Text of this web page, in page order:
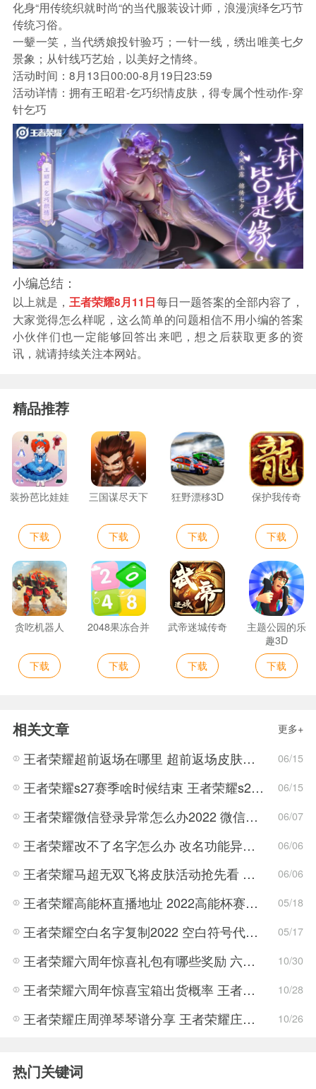
化身“用传统织就时尚“的当代服装设计师，浪漫演绎乞巧节
传统习俗。
一颦一笑，当代绣娘投针验巧；一针一线，绣出唯美七夕
景象；从针线巧艺始，以美好之情终。
活动时间：8月13日00:00-8月19日23:59
活动详情：拥有王昭君-乞巧织情皮肤，得专属个性动作-穿
针乞巧
小编总结：
以上就是， 王者荣耀8月11日每日一题答案的全部内容了，
大家觉得怎么样呢，这么简单的问题相信不用小编的答案
小伙伴们也一定能够回答出来吧，想之后获取更多的资
讯，就请持续关注本网站。
精品推荐
装扮芭比娃娃
下载
三国谋尽天下
下载
狂野漂移3D
下载
保护我传奇
下载
贪吃机器人
下载
2048果冻合并
下载
武帝迷城传奇
下载
主题公园的乐
趣3D
下载
相关文章 更多+
王者荣耀超前返场在哪里 超前返场皮肤介绍与活动一览 06/15
王者荣耀s27赛季啥时候结束 王者荣耀s27结束时间 06/15
王者荣耀微信登录异常怎么办2022 微信登陆失败请稍候再试解决办法 06/07
王者荣耀改不了名字怎么办 改名功能异常暂时关闭解决方法 06/06
王者荣耀马超无双飞将皮肤活动抢先看 王者荣耀马超无双飞将皮肤活动攻略 06/06
王者荣耀高能杯直播地址 2022高能杯赛程赛制规则介绍 05/18
王者荣耀空白名字复制2022 空白符号代码2022复制大全 05/17
王者荣耀六周年惊喜礼包有哪些奖励 六周年惊喜礼包奖励大全 10/30
王者荣耀六周年惊喜宝箱出货概率 王者荣耀六周年庆典玩法攻略 10/28
王者荣耀庄周弹琴琴谱分享 王者荣耀庄周弹琴玩法攻略 10/26
热门关键词